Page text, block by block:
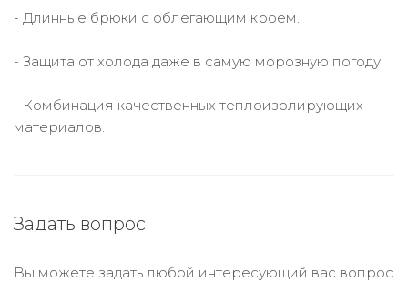
- Длинные брюки с облегающим кроем.
- Защита от холода даже в самую морозную погоду.
- Комбинация качественных теплоизолирующих
материалов.
Задать вопрос
Вы можете задать любой интересующий вас вопрос